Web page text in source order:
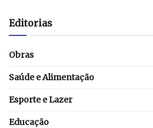
Editorias
Obras
Saúde e Alimentação
Esporte e Lazer
Educação